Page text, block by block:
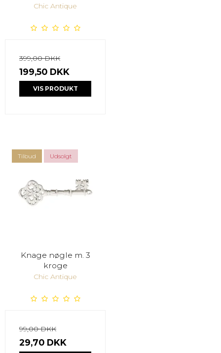
Chic Antique
399,00 DKK
199,50 DKK
VIS PRODUKT
Tilbud Udsolgt
Knage nøgle m. 3
kroge
Chic Antique
99,00 DKK
29,70 DKK